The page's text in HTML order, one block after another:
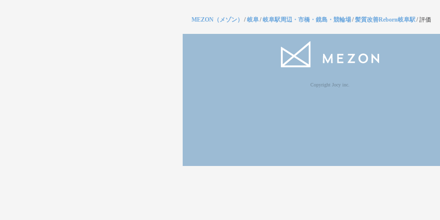
MEZON（メゾン） /岐阜/岐阜駅周辺・市橋・鏡島・競輪場/髪質改善Reborn岐阜駅/評価
Copyright Jocy inc.